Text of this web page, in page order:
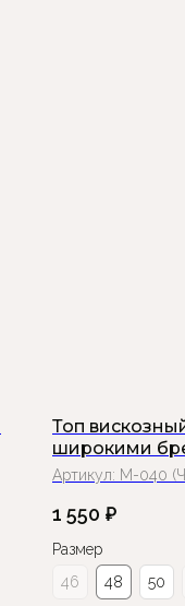
Топ
широкими
Артикул: М-040
1 550 ₽
Размер
46
48 50